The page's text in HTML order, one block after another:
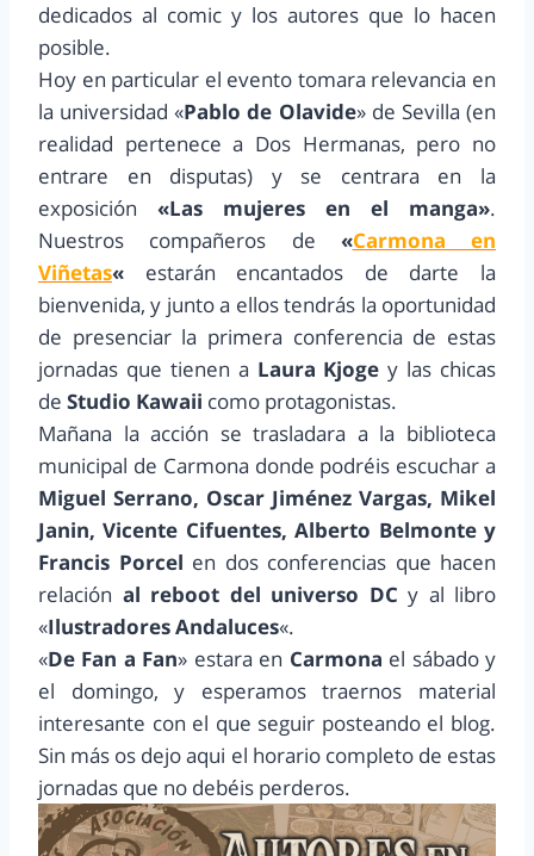
dedicados al comic y los autores que lo hacen
posible.
Hoy en particular el evento tomara relevancia en
la universidad «Pablo de Olavide» de Sevilla (en
realidad pertenece a Dos Hermanas, pero no
entrare en disputas) y se centrara en la
exposición «Las mujeres en el manga».
Nuestros compañeros de «Carmona en
Viñetas« estarán encantados de darte la
bienvenida, y junto a ellos tendrás la oportunidad
de presenciar la primera conferencia de estas
jornadas que tienen a Laura Kjogey las chicas
de Studio Kawaii como protagonistas.
Mañana la acción se trasladara a la biblioteca
municipal de Carmona donde podréis escuchar a
Miguel Serrano, Oscar Jiménez Vargas, Mikel
Janin, Vicente Cifuentes, Alberto Belmonte y
Francis Porcel en dos conferencias que hacen
relación al reboot del universo DC y al libro
«Ilustradores Andaluces«.
«De Fan a Fan» estara en Carmona el sábado y
el domingo, y esperamos traernos material
interesante con el que seguir posteando el blog.
Sin más os dejo aqui el horario completo de estas
jornadas que no debéis perderos.